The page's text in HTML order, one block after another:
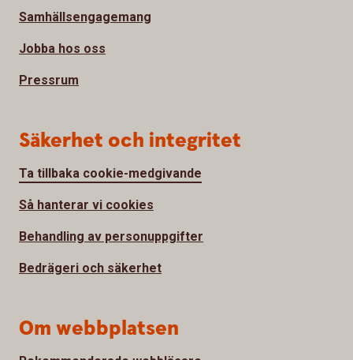
Samhällsengagemang
Jobba hos oss
Pressrum
Säkerhet och integritet
Ta tillbaka cookie-medgivande
Så hanterar vi cookies
Behandling av personuppgifter
Bedrägeri och säkerhet
Om webbplatsen